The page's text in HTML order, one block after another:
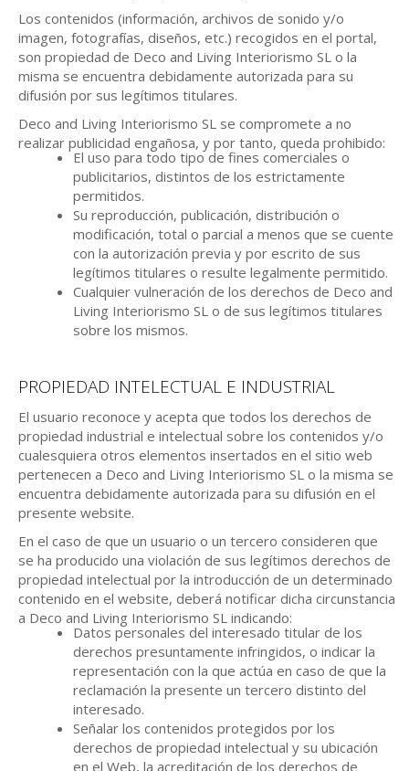
Los contenidos (información, archivos de sonido y/o
imagen, fotografías, diseños, etc.) recogidos en el portal,
son propiedad de Deco and Living Interiorismo SL o la
misma se encuentra debidamente autorizada para su
difusión por sus legítimos titulares.
Deco and Living Interiorismo SL se compromete a no
realizar publicidad engañosa, y por tanto, queda prohibido:
El uso para todo tipo de fines comerciales o
publicitarios, distintos de los estrictamente
permitidos.
Su reproducción, publicación, distribución o
modificación, total o parcial a menos que se cuente
con la autorización previa y por escrito de sus
legítimos titulares o resulte legalmente permitido.
Cualquier vulneración de los derechos de Deco and
Living Interiorismo SL o de sus legítimos titulares
sobre los mismos.
PROPIEDAD INTELECTUAL E INDUSTRIAL
El usuario reconoce y acepta que todos los derechos de
propiedad industrial e intelectual sobre los contenidos y/o
cualesquiera otros elementos insertados en el sitio web
pertenecen a Deco and Living Interiorismo SL o la misma se
encuentra debidamente autorizada para su difusión en el
presente website.
En el caso de que un usuario o un tercero consideren que
se ha producido una violación de sus legítimos derechos de
propiedad intelectual por la introducción de un determinado
contenido en el website, deberá notificar dicha circunstancia
a Deco and Living Interiorismo SL indicando:
Datos personales del interesado titular de los
derechos presuntamente infringidos, o indicar la
representación con la que actúa en caso de que la
reclamación la presente un tercero distinto del
interesado.
Señalar los contenidos protegidos por los
derechos de propiedad intelectual y su ubicación
en el Web, la acreditación de los derechos de